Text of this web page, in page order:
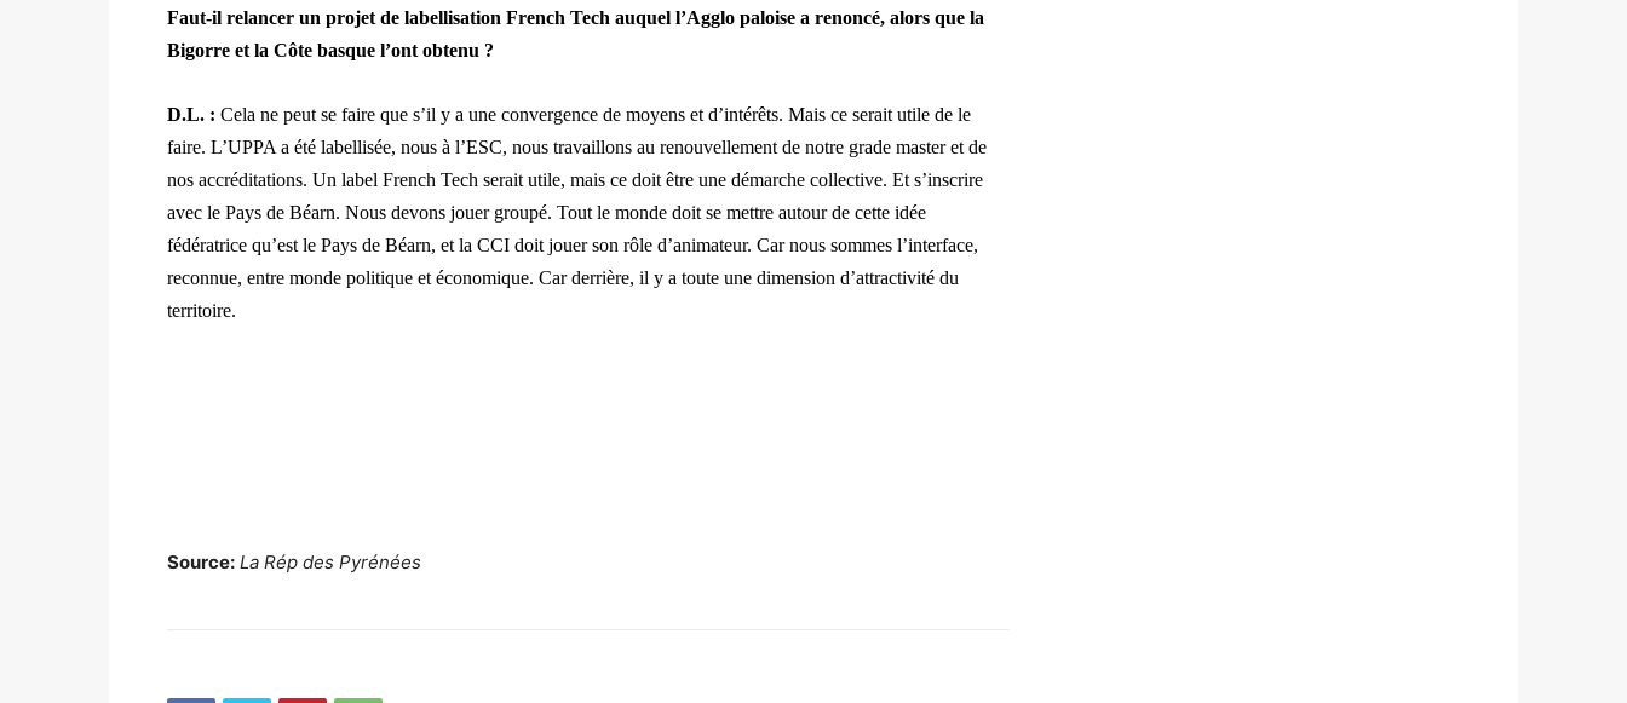
Faut-il relancer un projet de labellisation French Tech auquel l’Agglo paloise a renoncé, alors que la
Bigorre et la Côte basque l’ont obtenu ?
D.L. : Cela ne peut se faire que s’il y a une convergence de moyens et d’intérêts. Mais ce serait utile de le
faire. L’UPPA a été labellisée, nous à l’ESC, nous travaillons au renouvellement de notre grade master et de
nos accréditations. Un label French Tech serait utile, mais ce doit être une démarche collective. Et s’inscrire
avec le Pays de Béarn. Nous devons jouer groupé. Tout le monde doit se mettre autour de cette idée
fédératrice qu’est le Pays de Béarn, et la CCI doit jouer son rôle d’animateur. Car nous sommes l’interface,
reconnue, entre monde politique et économique. Car derrière, il y a toute une dimension d’attractivité du
territoire.
Source: La Rép des Pyrénées